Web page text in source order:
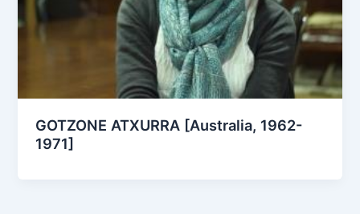
GOTZONE ATXURRA [Australia, 1962-
1971]